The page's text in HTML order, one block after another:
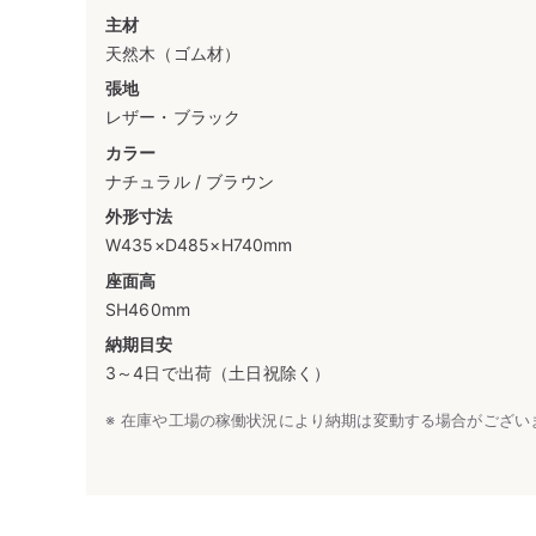
主材
天然木（ゴム材）
張地
レザー・ブラック
カラー
ナチュラル / ブラウン
外形寸法
W435×D485×H740mm
座面高
SH460mm
納期目安
3～4日で出荷（土日祝除く）
在庫や工場の稼働状況により納期は変動する場合がござい